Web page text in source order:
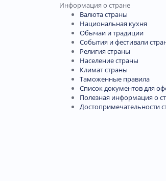
Информация о стране
Валюта страны
Национальная кухня
Обычаи и традиции
События и фестивали
Религия страны
Население страны
Климат страны
Таможенные правила
Список документов для
Полезная информация о
Достопримечательности